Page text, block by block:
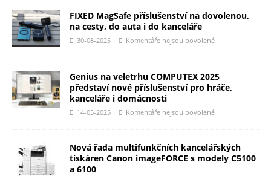
FIXED MagSafe příslušenství na dovolenou,
na cesty, do auta i do kanceláře
30-08-2025 Komentáře nejsou povolené
Genius na veletrhu COMPUTEX 2025
představí nové příslušenství pro hráče,
kanceláře i domácnosti
14-05-2025 Komentáře nejsou povolené
Nová řada multifunkčních kancelářských
tiskáren Canon imageFORCE s modely C5100
a 6100